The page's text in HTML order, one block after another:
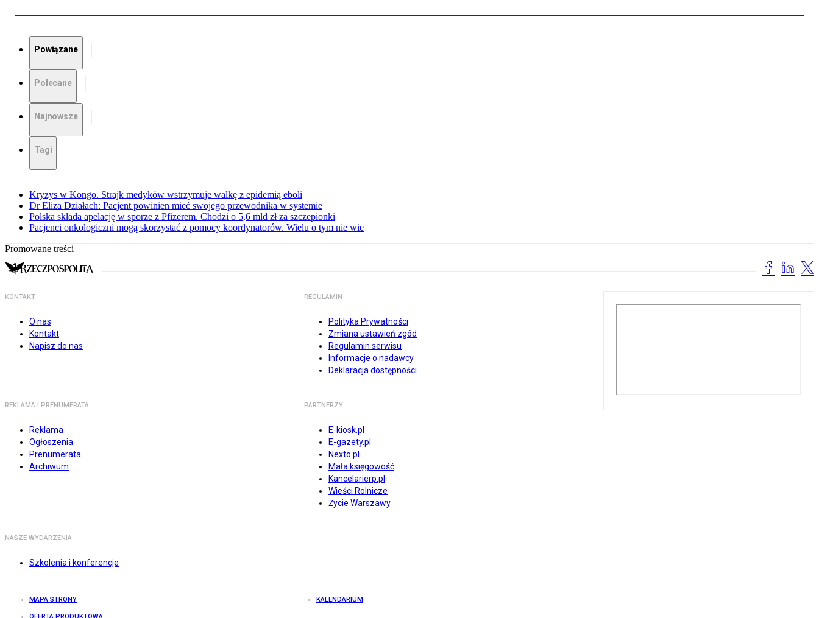
Powiązane
Polecane
Najnowsze
Tagi
Kryzys w Kongo. Strajk medyków wstrzymuje walkę z epidemią eboli
Dr Eliza Działach: Pacjent powinien mieć swojego przewodnika w systemie
Polska składa apelację w sporze z Pfizerem. Chodzi o 5,6 mld zł za szczepionki
Pacjenci onkologiczni mogą skorzystać z pomocy koordynatorów. Wielu o tym nie wie
Promowane treści
KONTAKT
O nas
Kontakt
Napisz do nas
REGULAMIN
Polityka Prywatności
Zmiana ustawień zgód
Regulamin serwisu
Informacje o nadawcy
Deklaracja dostępności
REKLAMA I PRENUMERATA
Reklama
Ogłoszenia
Prenumerata
Archiwum
PARTNERZY
E-kiosk.pl
E-gazety.pl
Nexto.pl
Mała księgowość
Kancelarierp.pl
Wieści Rolnicze
Życie Warszawy
NASZE WYDARZENIA
Szkolenia i konferencje
MAPA STRONY KALENDARIUM